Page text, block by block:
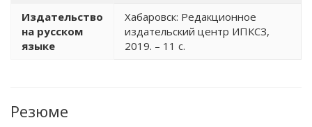
Издательство
на русском
языке
Хабаровск: Редакционное
издательский центр ИПКСЗ,
2019. – 11 с.
Резюме